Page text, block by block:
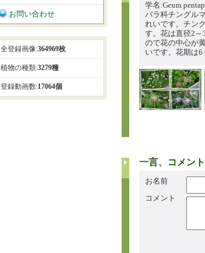
学名:Geum
バラ科チングル
れいです。チン
す。花は直径2
ので花の中心が
いです。花期は6
一言、コメン
お名前
コメント
お問い合わせ
全登録画像:364969枚
植物の種類:3279種
登録動画数:17064個